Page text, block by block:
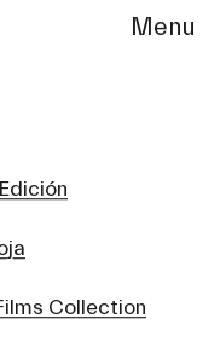
Menu
Collection